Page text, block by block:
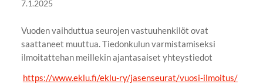
7.1.2025
Vuoden vaihduttua seurojen vastuuhenkilöt ovat
saattaneet muuttua. Tiedonkulun varmistamiseksi
ilmoitattehan meillekin ajantasaiset yhteystiedot
https://www.eklu.fi/eklu-ry/jasenseurat/vuosi-ilmoitus/